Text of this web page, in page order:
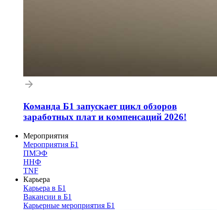
Команда Б1 запускает цикл обзоров
заработных плат и компенсаций 2026!
Мероприятия
Мероприятия Б1
ПМЭФ
ННФ
TNF
Карьера
Карьера в Б1
Вакансии в Б1
Карьерные мероприятия Б1